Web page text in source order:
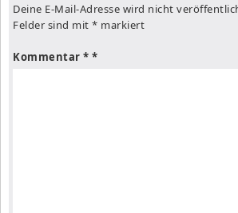
Deine E-Mail-Adresse wird nicht
Felder sind mit * markiert
Kommentar *